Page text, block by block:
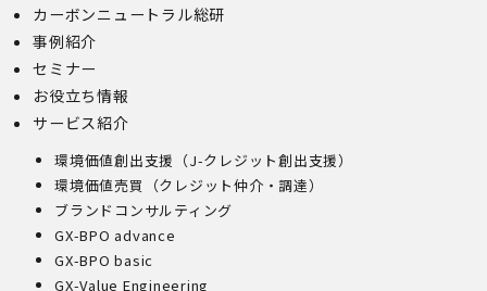
カーボンニュートラル総研
事例紹介
セミナー
お役立ち情報
サービス紹介
環境価値創出支援（J-クレジット創出支援）
環境価値売買（クレジット仲介・調達）
ブランドコンサルティング
GX-BPO advance
GX-BPO basic
GX-Value Engineering